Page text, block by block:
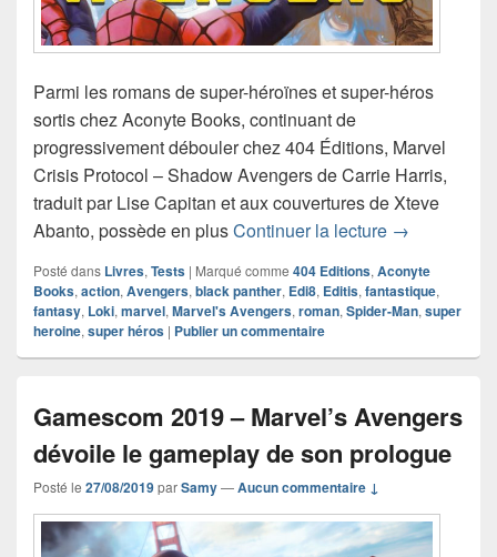
Parmi les romans de super-héroïnes et super-héros
sortis chez Aconyte Books, continuant de
progressivement débouler chez 404 Éditions, Marvel
Crisis Protocol – Shadow Avengers de Carrie Harris,
traduit par Lise Capitan et aux couvertures de Xteve
Abanto, possède en plusContinuer la lecture Chronique
→
Posté dans Livres, Tests | Marqué comme 404 Editions, Aconyte
Books, action, Avengers, black panther, Edi8, Editis, fantastique,
fantasy, Loki, marvel, Marvel's Avengers, roman, Spider-Man, super
heroine, super héros | Publier un commentaire
Gamescom 2019 – Marvel’s Avengers
dévoile le gameplay de son prologue
Posté le 27/08/2019parSamy—Aucun commentaire ↓